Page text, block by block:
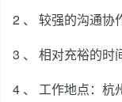
2 、 较强的沟通协
3 、 相对充裕的时
4 、 工作地点：杭